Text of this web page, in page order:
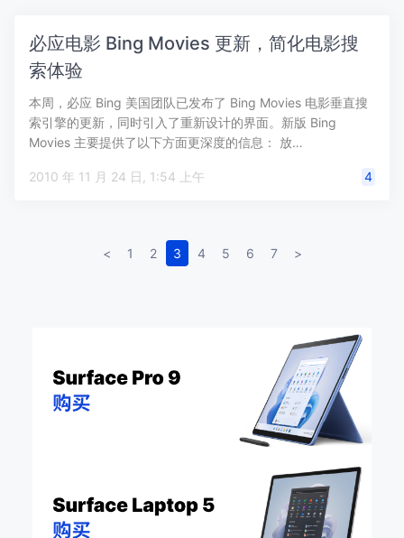
必应电影 Bing Movies 更新，简化电影搜
索体验
本周，必应 Bing 美国团队已发布了 Bing Movies 电影垂直搜
索引擎的更新，同时引入了重新设计的界面。新版 Bing
Movies 主要提供了以下方面更深度的信息： 放…
2010 年 11 月 24 日, 1:54 上午 4
< 1 2 3 4 5 6 7 >